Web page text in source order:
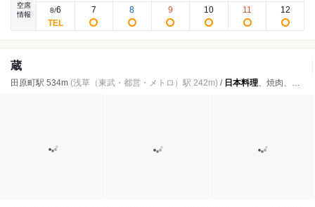
空席
情報
8/6 7 8 9 10 11 12
蔵
田原町駅 534m (浅草（東武・都営・メトロ）駅 242m) / 日本料理、焼肉、海鮮